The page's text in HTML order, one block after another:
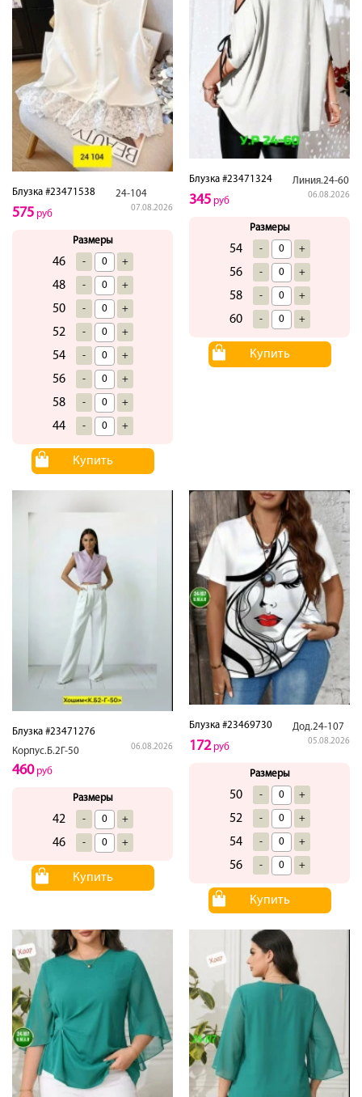
Блузка #23471538 24-104
07.08.2026
575 руб
Размеры
46 - +
48 - +
50 - +
52 - +
54 - +
56 - +
58 - +
44 - +
Купить
Блузка #23471324 Линия.24-60
06.08.2026
345 руб
Размеры
54 - +
56 - +
58 - +
60 - +
Купить
Блузка #23471276
Корпус.Б.2Г-50
06.08.2026
460руб
Размеры
42 - +
46 - +
Купить
Блузка #23469730 Дод.24-107
05.08.2026
172руб
Размеры
50 - +
52 - +
54 - +
56 - +
Купить